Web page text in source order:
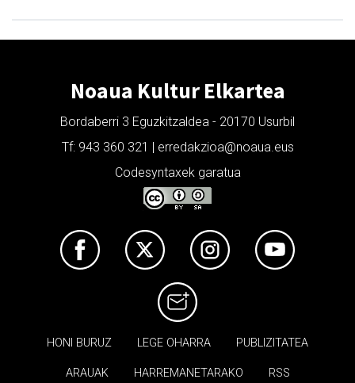
Noaua Kultur Elkartea
Bordaberri 3 Eguzkitzaldea - 20170 Usurbil
Tf: 943 360 321 | erredakzioa@noaua.eus
Codesyntaxek garatua
HONI BURUZ LEGE OHARRA PUBLIZITATEA
ARAUAK HARREMANETARAKO RSS